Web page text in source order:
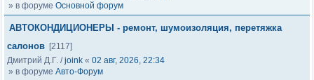
» в форуме Основной форум
АВТОКОНДИЦИОНЕРЫ - ремонт, шумоизоляция, перетяжка
салонов [2117]
Дмитрий Д.Г. /joink « 02 авг, 2026, 22:34
» в форуме Авто-Форум